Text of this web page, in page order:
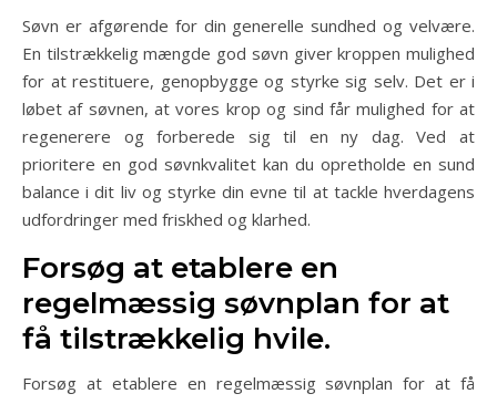
Søvn er afgørende for din generelle sundhed og velvære.
En tilstrækkelig mængde god søvn giver kroppen mulighed
for at restituere, genopbygge og styrke sig selv. Det er i
løbet af søvnen, at vores krop og sind får mulighed for at
regenerere og forberede sig til en ny dag. Ved at
prioritere en god søvnkvalitet kan du opretholde en sund
balance i dit liv og styrke din evne til at tackle hverdagens
udfordringer med friskhed og klarhed.
Forsøg at etablere en
regelmæssig søvnplan for at
få tilstrækkelig hvile.
Forsøg at etablere en regelmæssig søvnplan for at få